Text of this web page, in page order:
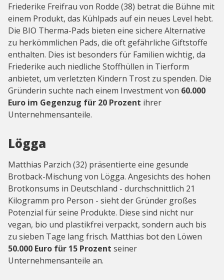
Friederike Freifrau von Rodde (38) betrat die Bühne mit
einem Produkt, das Kühlpads auf ein neues Level hebt.
Die BIO Therma-Pads bieten eine sichere Alternative
zu herkömmlichen Pads, die oft gefährliche Giftstoffe
enthalten. Dies ist besonders für Familien wichtig, da
Friederike auch niedliche Stoffhüllen in Tierform
anbietet, um verletzten Kindern Trost zu spenden. Die
Gründerin suchte nach einem Investment von 60.000
Euro im Gegenzug für 20 Prozent ihrer
Unternehmensanteile.
Lögga
Matthias Parzich (32) präsentierte eine gesunde
Brotback-Mischung von Lögga. Angesichts des hohen
Brotkonsums in Deutschland - durchschnittlich 21
Kilogramm pro Person - sieht der Gründer großes
Potenzial für seine Produkte. Diese sind nicht nur
vegan, bio und plastikfrei verpackt, sondern auch bis
zu sieben Tage lang frisch. Matthias bot den Löwen
50.000 Euro für 15 Prozent seiner
Unternehmensanteile an.